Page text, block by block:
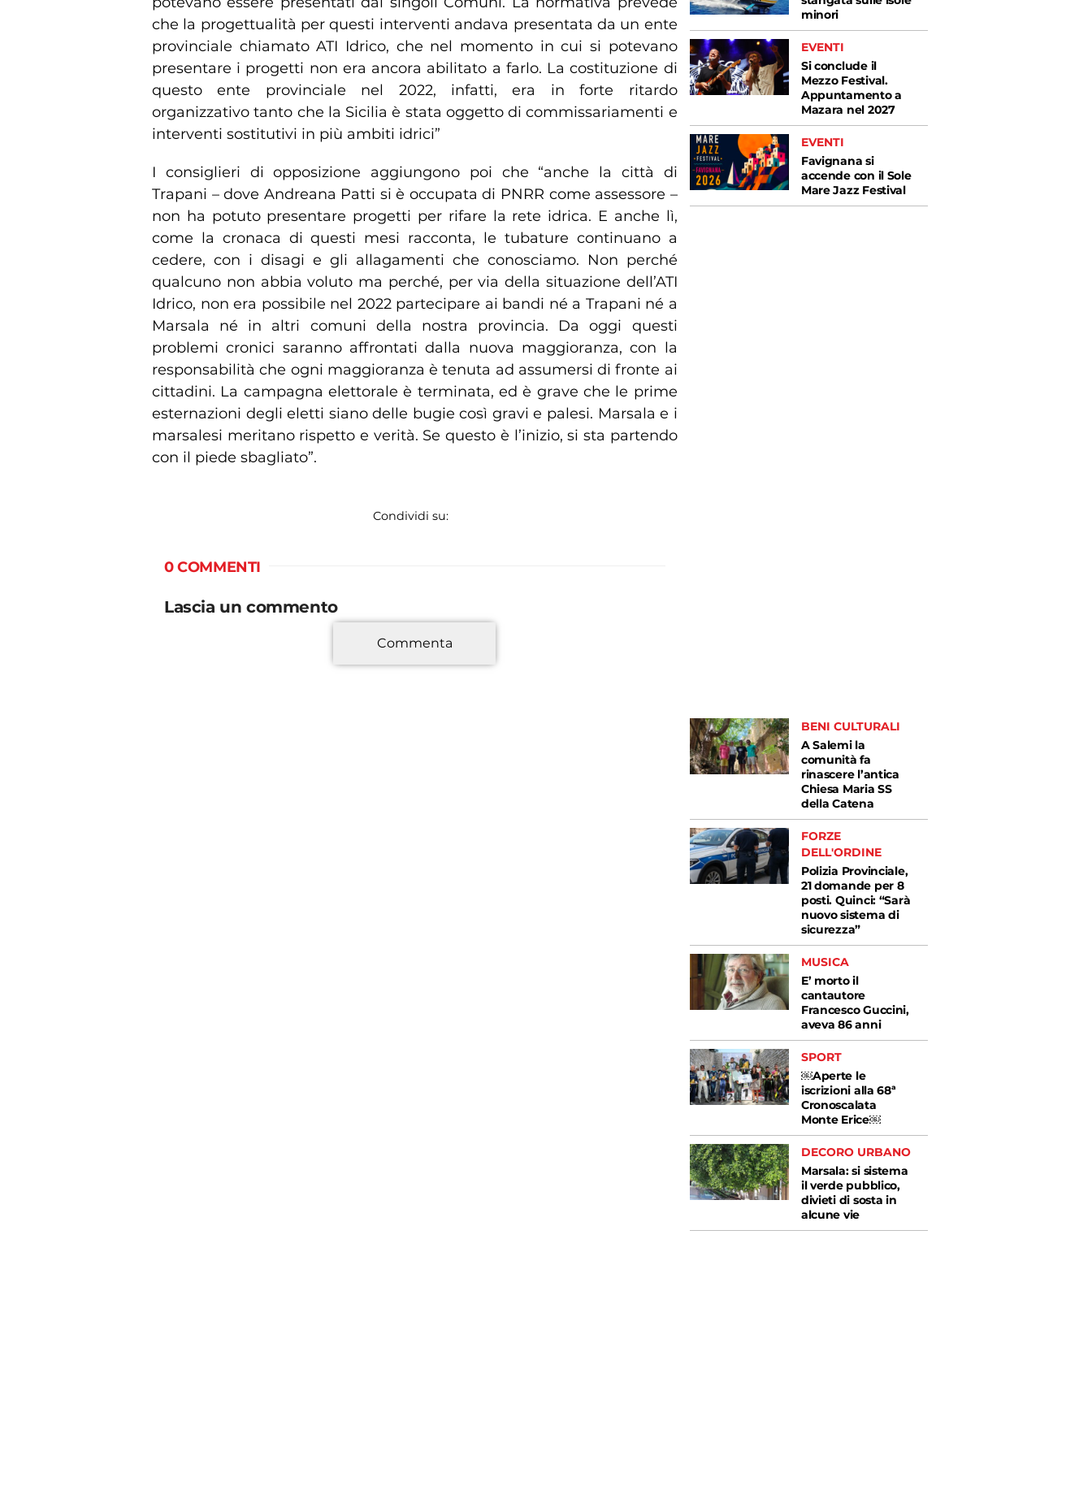
che la progettualità per questi interventi andava presentata da un ente
provinciale chiamato ATI Idrico, che nel momento in cui si potevano
presentare i progetti non era ancora abilitato a farlo. La costituzione di
questo ente provinciale nel 2022, infatti, era in forte ritardo
organizzativo tanto che la Sicilia è stata oggetto di commissariamenti e
interventi sostitutivi in più ambiti idrici”
I consiglieri di opposizione aggiungono poi che “anche la città di
Trapani – dove Andreana Patti si è occupata di PNRR come assessore –
non ha potuto presentare progetti per rifare la rete idrica. E anche lì,
come la cronaca di questi mesi racconta, le tubature continuano a
cedere, con i disagi e gli allagamenti che conosciamo. Non perché
qualcuno non abbia voluto ma perché, per via della situazione dell’ATI
Idrico, non era possibile nel 2022 partecipare ai bandi né a Trapani né a
Marsala né in altri comuni della nostra provincia. Da oggi questi
problemi cronici saranno affrontati dalla nuova maggioranza, con la
responsabilità che ogni maggioranza è tenuta ad assumersi di fronte ai
cittadini. La campagna elettorale è terminata, ed è grave che le prime
esternazioni degli eletti siano delle bugie così gravi e palesi. Marsala e i
marsalesi meritano rispetto e verità. Se questo è l’inizio, si sta partendo
con il piede sbagliato”.
Condividi su:
0 COMMENTI
Lascia un commento
Commenta
minori
EVENTI
Si conclude il
Mezzo Festival.
Appuntamento a
Mazara nel 2027
EVENTI
Favignana si
accende con il Sole
Mare Jazz Festival
BENI CULTURALI
A Salemi la
comunità fa
rinascere l’antica
Chiesa Maria SS
della Catena
FORZE
DELL'ORDINE
Polizia Provinciale,
21 domande per 8
posti. Quinci: “Sarà
nuovo sistema di
sicurezza”
MUSICA
E’ morto il
cantautore
Francesco Guccini,
aveva 86 anni
SPORT
￼Aperte le
iscrizioni alla 68ª
Cronoscalata
Monte Erice￼
DECORO URBANO
Marsala: si sistema
il verde pubblico,
divieti di sosta in
alcune vie